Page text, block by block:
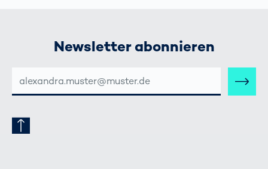
Newsletter abonnieren
MAIL-
ADRESSE